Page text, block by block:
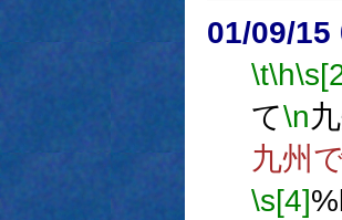
01/09/15
\t\h
て\n
九州
\s[4]